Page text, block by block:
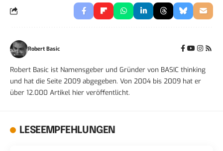
Robert Basic
Robert Basic ist Namensgeber und Gründer von BASIC thinking
und hat die Seite 2009 abgegeben. Von 2004 bis 2009 hat er
über 12.000 Artikel hier veröffentlicht.
LESEEMPFEHLUNGEN